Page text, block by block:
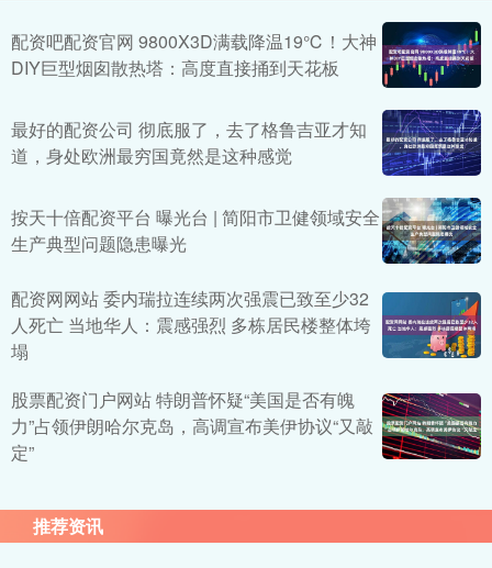
配资吧配资官网 9800X3D满载降温19℃！大神
DIY巨型烟囱散热塔：高度直接捅到天花板
最好的配资公司 彻底服了，去了格鲁吉亚才知
道，身处欧洲最穷国竟然是这种感觉
按天十倍配资平台 曝光台 | 简阳市卫健领域安全
生产典型问题隐患曝光
配资网网站 委内瑞拉连续两次强震已致至少32
人死亡 当地华人：震感强烈 多栋居民楼整体垮
塌
股票配资门户网站 特朗普怀疑“美国是否有魄
力”占领伊朗哈尔克岛，高调宣布美伊协议“又敲
定”
推荐资讯